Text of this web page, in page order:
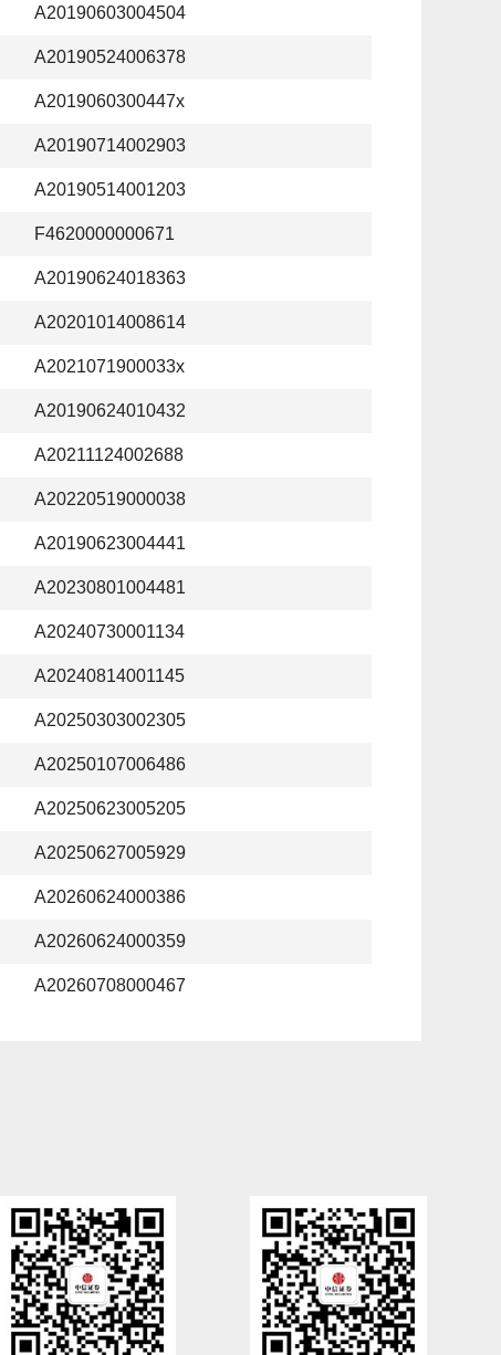
A20190603004504
A20190524006378
A2019060300447x
A20190714002903
A20190514001203
F4620000000671
A20190624018363
A20201014008614
A2021071900033x
A20190624010432
A20211124002688
A20220519000038
A20190623004441
A20230801004481
A20240730001134
A20240814001145
A20250303002305
A20250107006486
A20250623005205
A20250627005929
A20260624000386
A20260624000359
A20260708000467